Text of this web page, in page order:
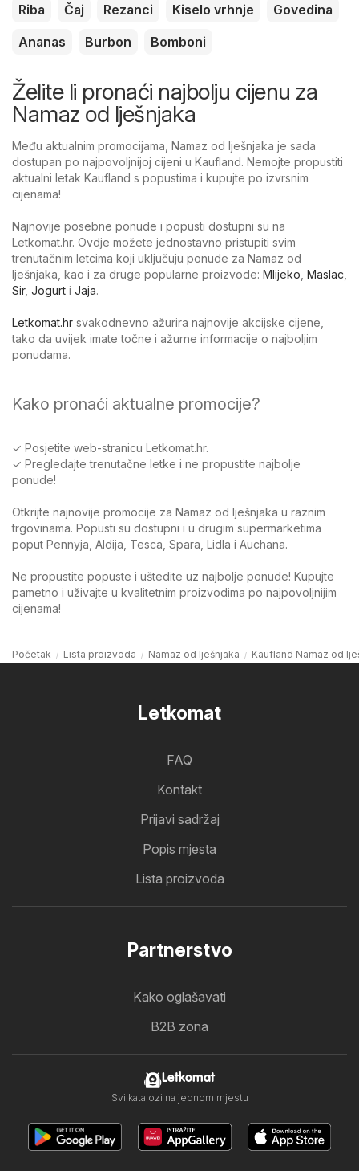
Riba
Čaj Rezanci Kiselo vrhnje
Govedina
Ananas
Burbon Bomboni
Želite li pronaći najbolju cijenu za
Namaz od lješnjaka
Među aktualnim promocijama, Namaz od lješnjaka je sada
dostupan po najpovoljnijoj cijeni u Kaufland. Nemojte propustiti
aktualni letak Kaufland s popustima i kupujte po izvrsnim
cijenama!
Najnovije posebne ponude i popusti dostupni su na
Letkomat.hr. Ovdje možete jednostavno pristupiti svim
trenutačnim letcima koji uključuju ponude za Namaz od
lješnjaka, kao i za druge popularne proizvode: Mlijeko Maslac
Sir, Jogurt i Jaja.
Letkomat.hr svakodnevno ažurira najnovije akcijske cijene,
tako da uvijek imate točne i ažurne informacije o najboljim
ponudama.
Kako pronaći aktualne promocije?
✓ Posjetite web-stranicu Letkomat.hr.
✓ Pregledajte trenutačne letke i ne propustite najbolje
ponude!
Otkrijte najnovije promocije za Namaz od lješnjaka u raznim
trgovinama. Popusti su dostupni i u drugim supermarketima
poput Pennyja, Aldija, Tesca, Spara, Lidla i Auchana.
Ne propustite popuste i uštedite uz najbolje ponude! Kupujte
pametno i uživajte u kvalitetnim proizvodima po najpovoljnijim
cijenama!
Početak Lista proizvoda Namaz od lješnjaka Kaufland Namaz od
Letkomat
FAQ
Kontakt
Prijavi sadržaj
Popis mjesta
Lista proizvoda
Partnerstvo
Kako oglašavati
B2B zona
Letkomat
Svi katalozi na jednom mjestu